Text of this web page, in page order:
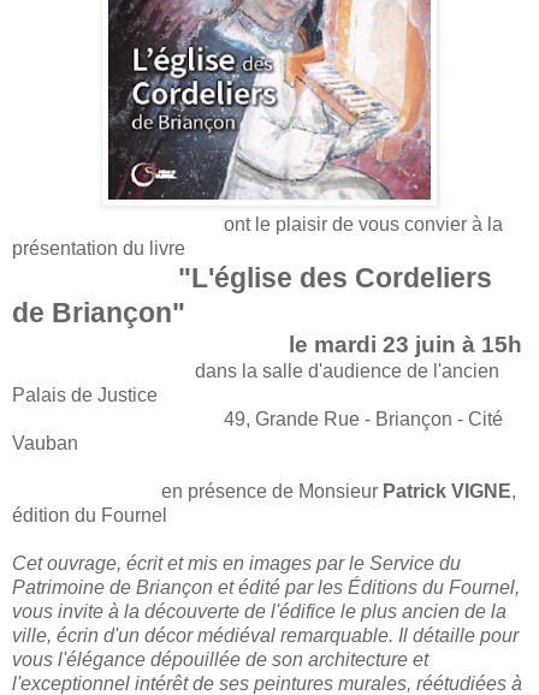
ont le plaisir de vous convier à la
présentation du livre
"L'église des Cordeliers
de Briançon"
le mardi 23 juin à 15h
dans la salle d'audience de l'ancien
Palais de Justice
49, Grande Rue - Briançon - Cité
Vauban
en présence de Monsieur Patrick VIGNE,
édition du Fournel
Cet ouvrage, écrit et mis en images par le Service du
Patrimoine de Briançon et édité par les Éditions du Fournel,
vous invite à la découverte de l'édifice le plus ancien de la
ville, écrin d'un décor médiéval remarquable. Il détaille pour
vous l'élégance dépouillée de son architecture et
l'exceptionnel intérêt de ses peintures murales, réétudiées à